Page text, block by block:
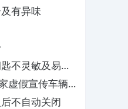
有异味
不灵敏及易消
虚假宣传车辆配
不自动关闭